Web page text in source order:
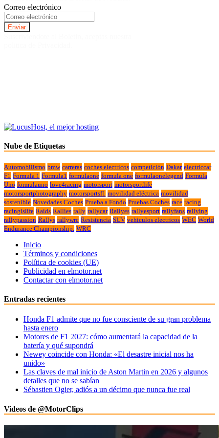
Correo electrónico
Nube de Etiquetas
Automobilismo bmw carreras coches electricos competición Dakar electriccar
F1 Formula 1 Formula1 formulaone formula one formulaonelegend Formula
Uno formulauno love4racing motorsport motorsportlife
motorsportphotography motorsportsf1 movilidad eléctrica movilidad
sostenible Novedades Coches Prueba a Fondo Pruebas Coches race racing
racingislife Raids Rallies rally rallycar Rallyes rallyesport rallyfans rallying
rallypassion Rallys rallywrc Resistencia SUV vehiculos electricos WEC World
Endurance Championship. WRC
Inicio
Términos y condiciones
Política de cookies (UE)
Publicidad en elmotor.net
Contactar con elmotor.net
Entradas recientes
Honda F1 admite que no fue consciente de su gran problema
hasta enero
Motores de F1 2027: cómo aumentará la capacidad de la
batería y qué supondrá
Newey coincide con Honda: «El desastre inicial nos ha
unido»
Las claves de mal inicio de Aston Martin en 2026 y algunos
detalles que no se sabían
Sébastien Ogier, adiós a un décimo que nunca fue real
Videos de @MotorClips